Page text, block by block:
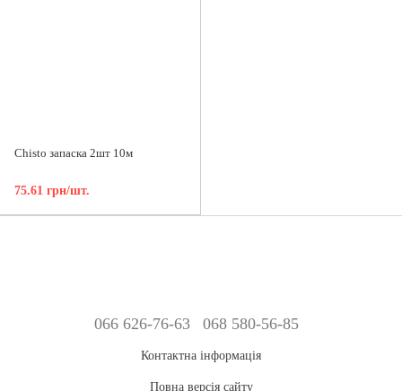
Chisto запаска 2шт 10м
75.61 грн/шт.
066 626-76-63 068 580-56-85
Контактна інформація
Повна версія сайту